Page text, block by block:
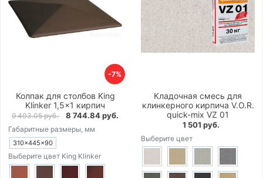
-7%
Колпак для столбов King
Klinker 1,5×1 кирпич
9 403.05 руб. 8 744.84 руб.
Габаритные размеры, мм
310×445×90
Выберите цвет King Klinker
Кладочная смесь для
клинкерного кирпича V.O.R.
quick-mix VZ 01
1 501 руб.
Выберите цвет